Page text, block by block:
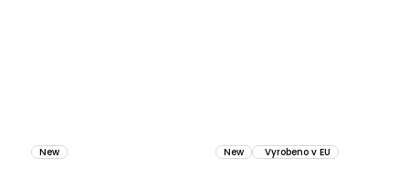
New New Vyrobeno v EU